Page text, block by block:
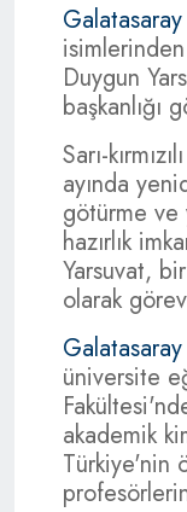
Galatasaray
Duygun
başkanlığı
Sarı-
ayında
götürme
hazırlık
Yarsuvat,
olarak
Galatasaray
üniversite
akademik
Türkiye'nin